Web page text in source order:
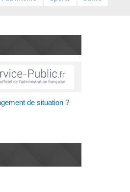
de situation ?